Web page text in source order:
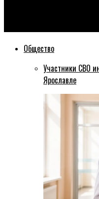
Общество
Участники СВО
Ярославле